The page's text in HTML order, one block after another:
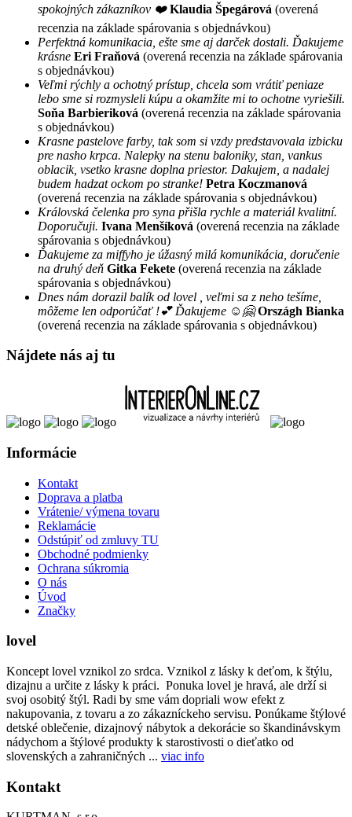
spokojných zákazníkov ❤️ Klaudia Špegárová (overená
recenzia na základe spárovania s objednávkou)
Perfektná komunikacia, ešte sme aj darček dostali. Ďakujeme
krásne Eri Fraňová (overená recenzia na základe spárovania
s objednávkou)
Veľmi rýchly a ochotný prístup, chcela som vrátiť peniaze
lebo sme si rozmysleli kúpu a okamžite mi to ochotne vyriešili.
Soňa Barbieriková (overená recenzia na základe spárovania
s objednávkou)
Krasne pastelove farby, tak som si vzdy predstavovala izbicku
pre nasho krpca. Nalepky na stenu baloniky, stan, vankus
oblacik, vsetko krasne doplna priestor. Dakujem, a nadalej
budem hadzat ockom po stranke! Petra Koczmanová
(overená recenzia na základe spárovania s objednávkou)
Královská čelenka pro syna přišla rychle a materiál kvalitní.
Doporučuji. Ivana Menšíková (overená recenzia na základe
spárovania s objednávkou)
Ďakujeme za miffyho je úžasný milá komunikácia, doručenie
na druhý deň Gitka Fekete (overená recenzia na základe
spárovania s objednávkou)
Dnes nám dorazil balík od lovel , veľmi sa z neho tešíme,
môžeme len odporúčať !💕 Ďakujeme ☺️🤗 Országh Bianka
(overená recenzia na základe spárovania s objednávkou)
Nájdete nás aj tu
Informácie
Kontakt
Doprava a platba
Vrátenie/ výmena tovaru
Reklamácie
Odstúpiť od zmluvy TU
Obchodné podmienky
Ochrana súkromia
O nás
Úvod
Značky
lovel
Koncept lovel vznikol zo srdca. Vznikol z lásky k deťom, k štýlu,
dizajnu a určite z lásky k práci. Ponuka lovel je hravá, ale drží si
svoj osobitý štýl. Radi by sme vám dopriali wow efekt z
nakupovania, z tovaru a zo zákazníckeho servisu. Ponúkame štýlové
detské oblečenie, dizajnový nábytok a dekorácie so škandinávskym
nádychom a štýlové produkty k starostivosti o dieťatko od
slovenských a zahraničných ... viac info
Kontakt